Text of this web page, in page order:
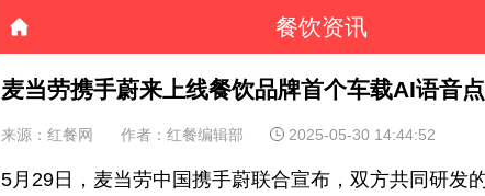
餐饮资讯
麦当劳携手蔚来上线餐饮品牌首个车载AI语音
来源：红餐网 作者：红餐编辑部 2025-05-30 14:44:52
5月29日，麦当劳中国携手蔚联合宣布，双方共同研发